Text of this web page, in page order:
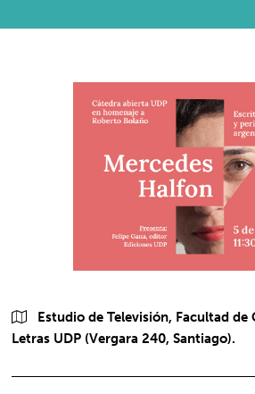
Estudio de Televisión, Facultad
Letras UDP (Vergara 240, Santiago).